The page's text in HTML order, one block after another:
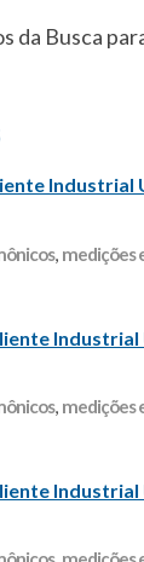
da Busca
, medições
, medições